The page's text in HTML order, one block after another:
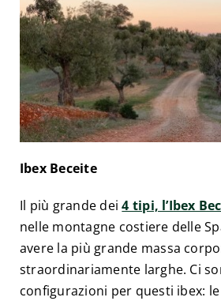
Ibex Beceite
Il più grande dei4 tipi, l’Ibex
nelle montagne costiere delle
avere la più grande massa
straordinariamente larghe. Ci
configurazioni per questi ibex: le